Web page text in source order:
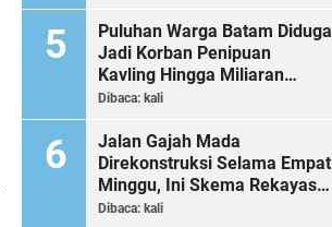
Puluhan Warga Batam Diduga
Jadi Korban Penipuan
Kavling Hingga Miliaran
Rupiah, Laporan ke Polda
Dibaca: kali
Jalan Gajah Mada
Direkonstruksi Selama Empat
Minggu, Ini Skema Rekayasa
Lalu Lintasnya
Dibaca: kali